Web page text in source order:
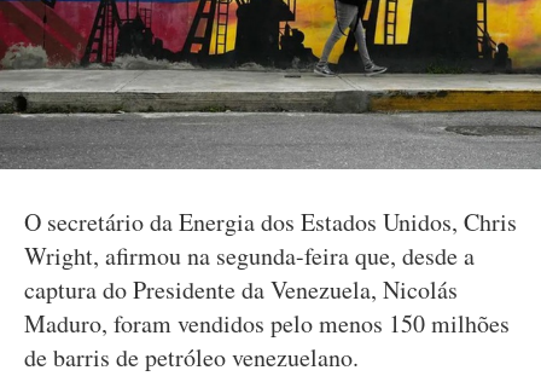
O secretário da Energia dos Estados Unidos, Chris
Wright, afirmou na segunda-feira que, desde a
captura do Presidente da Venezuela, Nicolás
Maduro, foram vendidos pelo menos 150 milhões
de barris de petróleo venezuelano.